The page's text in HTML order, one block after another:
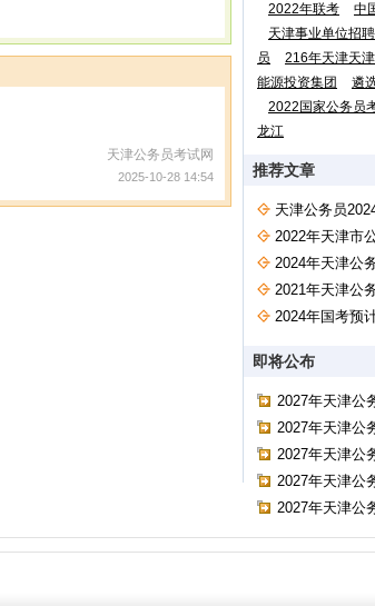
天津公务员考试网
2025-10-28 14:54
2022年联考
中
天津事业单位招聘
员
216年天津天
能源投资集团
遴
2022国家公务员
龙江
推荐文章
天津公务员
2022年天津市
2024年天津公
2021年天津公
2024年国考预
即将公布
2027年天津公
2027年天津公
2027年天津公
2027年天津公
2027年天津公